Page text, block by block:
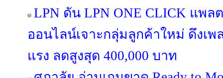
LPN ดัน LPN ONE CLICK แพ
ออนไลน์เจาะกลุ่มลูกค้าใหม่ ดึงเ
แรง ลดสูงสุด 400,000 บาท